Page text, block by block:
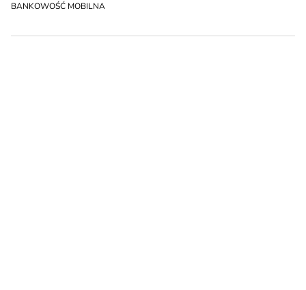
BANKOWOŚĆ MOBILNA